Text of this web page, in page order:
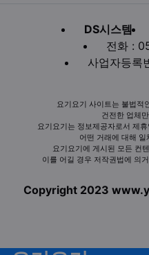
DS시스템
전화 :
사업자등록
요기요기 사이트는 불법적
건전한 업체
요기요기는 정보제공자로서 제
어떤 거래에 대해
요기요기에 게시된 모든 컨
이를 어길 경우 저작권법에 의
Copyright 2023